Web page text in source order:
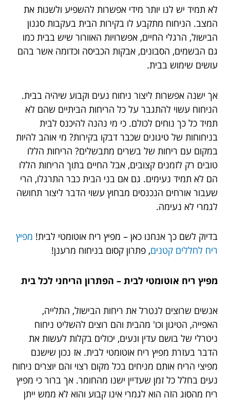
לא תמיד יש לנו יותר מידי אפשרות להשפיע ולשנות את
המצב. הניחוח מתקבע לו בקירות הבית בעקבות סגנון
הבישול, הרגלי החיים, אפשרויות האוורור שיש בבית כמו
גם הבשמים, הסבונים, אבקות הכביסה וכדומה אשר בהם
עושים שימוש בבית.
אך ישנה אפשרות ליצור ניחוח נעים וקבוע שיהיה בבית.
הניחוח עשוי להתגבר על כל הריחות הביתיים שהם לא
תמיד כל כך נוחים לכולם. כי מי נהנה להיכנס לבית
בניחוחות של טיגונים שכבר דבקו בקירות? מי אוהב להיות
במקום עם ריחות של בשרים מתבשלים? הריחות הללו
טובים רק לזמנים קצובים, אבל החיים בתוך הריחות הללו
הם לא תמיד נעימים. גם אם בני הבית כבר התרגלו, הרי
שעבור אורחים הנכנסים מבחוץ עשוי הדבר ליצור תחושה
לגמרי לא נעימה.
בדיוק לשם כך אנחנו כאן – מפיץ ריח אוטומטי לבית! מפיץ
ריח לחללים קטנים, פתרון קסום בניחוח מרענן!
מפיץ ריח אוטומטי לבית – הפתרון הריחני לכל בית
אנשים שרוצים לנטרל את ריחות הבישול, התלייה,
האפייה, הטיגון וכו' מהבית והם רוצים להשליט ניחוח
ניטרלי של בושם עדין ונעים, יכולים בקלות לעשות את
הדבר בעזרת מפיץ ריח אוטומטי לבית. אז נכון שישנם
מפיצי הריח אותם מניחים בכל מקום רצוי והם יוצרים ניחוח
נעים בחלל כל זמן שעדיין ישנו מהחומר. אך ברור כי מפיץ
ריח מהסוג הזה הוא לגמרי אינו קבוע והוא לא ממש ייתן